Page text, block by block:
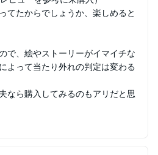
てたからでしょうか、楽しめると
で、絵やストーリーがイマイチな
よって当たり外れの判定は変わる
なら購入してみるのもアリだと思